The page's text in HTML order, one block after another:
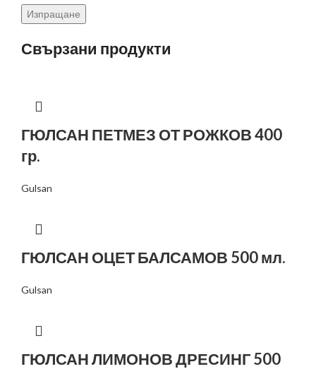
Свързани продукти
ГЮЛСАН ПЕТМЕЗ ОТ РОЖКОВ 400
гр.
Gulsan
ГЮЛСАН ОЦЕТ БАЛСАМОВ 500 мл.
Gulsan
ГЮЛСАН ЛИМОНОВ ДРЕСИНГ 500